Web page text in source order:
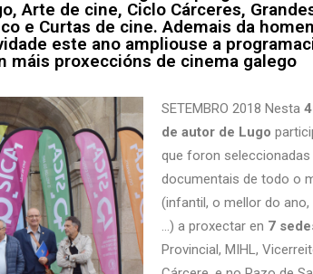
Arte de cine, Ciclo Cárceres,
e Curtas de cine. Ademais da
este ano ampliouse a
máis proxeccións de cinema galego
SETEMBRO 2018 Nesta
de autor de Lugo
que foron
documentais de todo o
(infantil, o mellor do
…) a proxectar en 7
Provincial, MIHL,